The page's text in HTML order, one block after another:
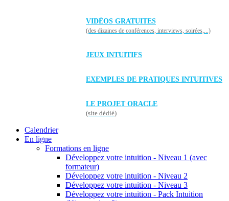
VIDÉOS GRATUITES
(des dizaines de conférences, interviews, soirées,...)
JEUX INTUITIFS
EXEMPLES DE PRATIQUES INTUITIVES
LE PROJET ORACLE
(site dédié)
Calendrier
En ligne
Formations en ligne
Développez votre intuition - Niveau 1 (avec
formateur)
Développez votre intuition - Niveau 2
Développez votre intuition - Niveau 3
Développez votre intuition - Pack Intuition